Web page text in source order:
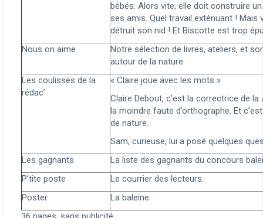
bébés. Alors vite, elle doit construire
ses amis. Quel travail exténuant ! Mais
détruit son nid ! Et Biscotte est trop
Nous on aime
Notre sélection de livres, ateliers, et
autour de la nature.
Les coulisses de la
rédac’
« Claire joue avec les mots »
Claire Debout, c’est la correctrice de la
la moindre faute d’orthographe. Et
de nature.
Sam, curieuse, lui a posé quelques
Les gagnants
La liste des gagnants du concours
P’tite poste
Le courrier des lecteurs.
Poster
La baleine.